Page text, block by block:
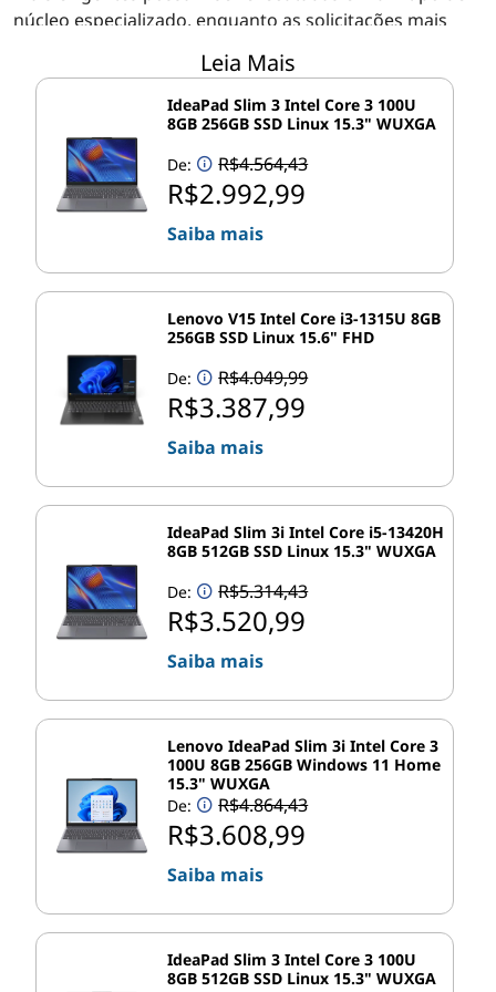
núcleo especializado, enquanto as solicitações mais
otimizados para esse tipo de trabalho:
Núcleos de desempenho (P-cores):Os núcleos P
são criados para lidar com solicitações de thread
único e de thread leve que são mais bem
mantidas em um único núcleo (em vez de serem
compartilhadas entre muitos).
criados para lidar com solicitações que são
facilmente divididas em vários threads para um
processamento mais rápido em vários núcleos,
mesmo em alto volume.
Essa arquitetura híbrida é ideal para multitarefas
modernas, alocando mais potência da CPU para o seu
trabalho mais importante enquanto lida com tarefas
em segundo plano em outros lugares. Mas o que,
exatamente, faz com que as tarefas certas sejam
sempre atribuídas aos núcleos adequados?
O Intel®Thread Director 5.01 vai além dos
agendadores de tarefas padrão do sistema
operacional, monitorando e analisando o desempenho
o melhor núcleo disponível a cada momento, extraindo
o máximo de desempenho de cada watt de energia
utilizado - um grande avanço para usuários de laptops
que dependem de bateria.
Um novo processador Intel para
laptops: Série HX
Sempre houve diferentes séries de processadores
Core™, cada uma projetada para
Leia Mais
IdeaPad Slim 3 Intel Core 3 100U
8GB 256GB SSD Linux 15.3" WUXGA
De:
R$4.564,43
R$2.992,99
Saiba mais
Lenovo V15 Intel Core i3-1315U 8GB
256GB SSD Linux 15.6" FHD
De:
R$4.049,99
R$3.387,99
Saiba mais
IdeaPad Slim 3i Intel Core i5-13420H
8GB 512GB SSD Linux 15.3" WUXGA
De:
R$5.314,43
R$3.520,99
Saiba mais
Lenovo IdeaPad Slim 3i Intel Core 3
100U 8GB 256GB Windows 11 Home
15.3" WUXGA
De:
R$4.864,43
R$3.608,99
Saiba mais
IdeaPad Slim 3 Intel Core 3 100U
8GB 512GB SSD Linux 15.3" WUXGA